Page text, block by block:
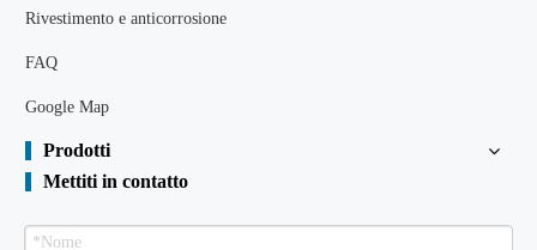
Rivestimento e anticorrosione
FAQ
Google Map
Prodotti
Mettiti in contatto